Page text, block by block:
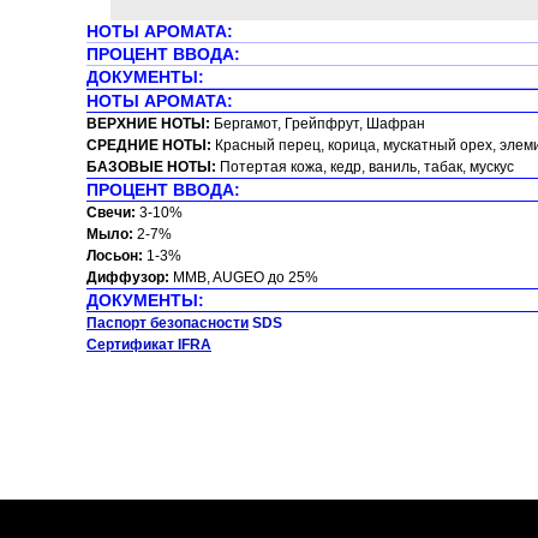
НОТЫ АРОМАТА:
ПРОЦЕНТ ВВОДА:
ДОКУМЕНТЫ:
НОТЫ АРОМАТА:
ВЕРХНИЕ НОТЫ: Бергамот, Грейпфрут, Шафран
СРЕДНИЕ НОТЫ: Красный перец, корица, мускатный орех,
БАЗОВЫЕ НОТЫ: Потертая кожа, кедр, ваниль, табак, мускус
ПРОЦЕНТ ВВОДА:
Свечи: 3-10%
Мыло: 2-7%
Лосьон: 1-3%
Диффузор: MMB, AUGEO до 25%
ДОКУМЕНТЫ:
Паспорт безопасности SDS
Сертификат IFRA